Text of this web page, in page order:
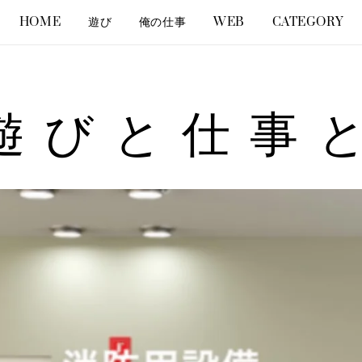
びと仕事
HOME 遊び 俺の仕事 WEB CATEGORY